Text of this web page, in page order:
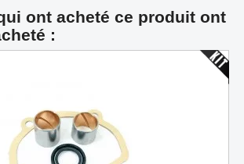
ont acheté ce produit ont
: